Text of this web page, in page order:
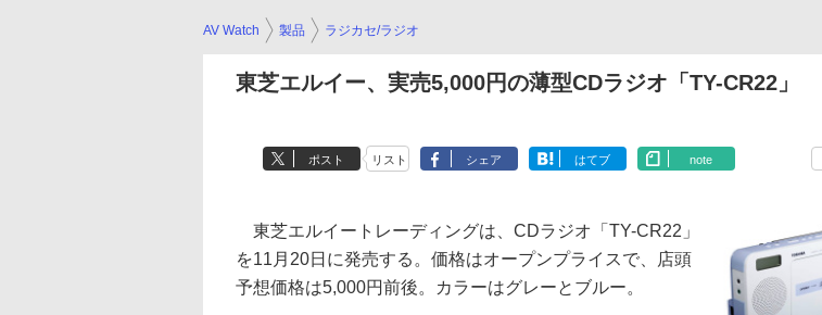
AV Watch 製品 ラジカセ/ラジオ
東芝エルイー、実売5,000円の薄型CDラジオ「TY-CR22」
ポスト リスト シェア はてブ note
東芝エルイートレーディングは、CDラジオ「TY-CR22」
を11月20日に発売する。価格はオープンプライスで、店頭
予想価格は5,000円前後。カラーはグレーとブルー。